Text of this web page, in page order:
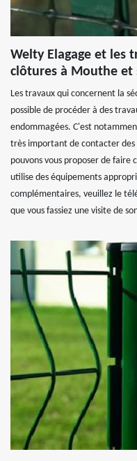
Welty Elagage et les
clôtures à Mouthe et
Les travaux qui concernent la
possible de procéder à des
endommagées. C'est
très important de contacter des
pouvons vous proposer de faire
utilise des équipements
complémentaires, veuillez le
que vous fassiez une visite de